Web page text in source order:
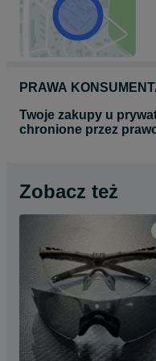
PRAWA
Twoje zakupy u
chronione przez
Zobacz też